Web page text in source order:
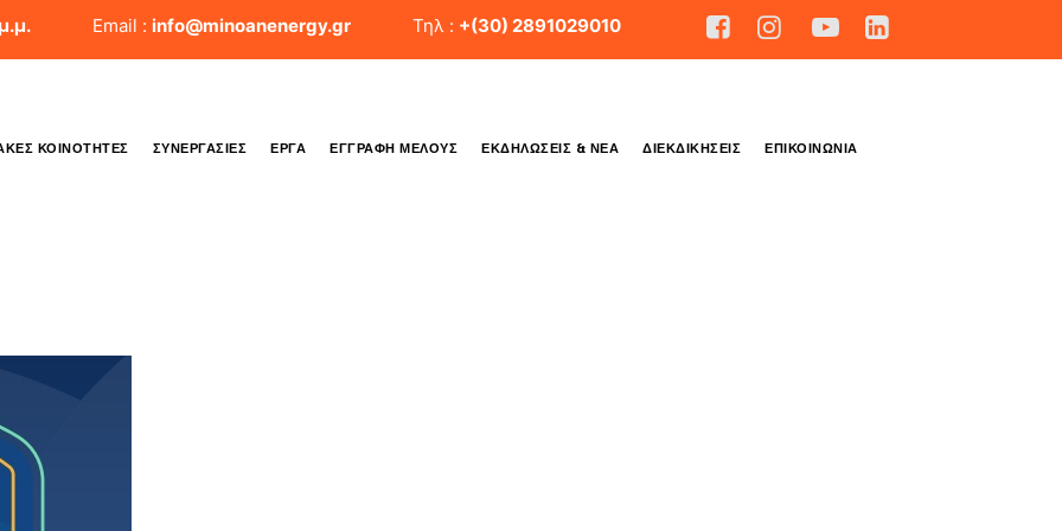
Email : info@minoanenergy.gr Τηλ : +(30) 2891029010
ΚΟΙΝΌΤΗΤΕΣ ΣΥΝΕΡΓΑΣΊΕΣ ΈΡΓΑ ΕΓΓΡΑΦΉ ΜΈΛΟΥΣ ΕΚΔΗΛΏΣΕΙΣ & ΝΈΑ ΔΙΕΚΔΙΚΉΣΕΙΣ ΕΠΙΚΟΙΝΩΝΊΑ